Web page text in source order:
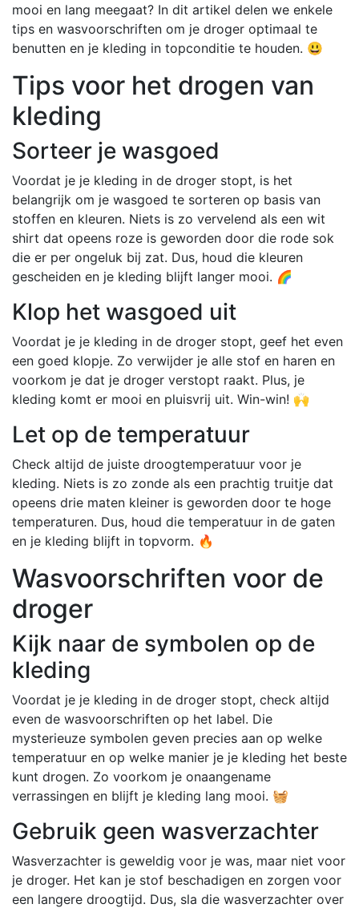
mooi en lang meegaat? In dit artikel delen we enkele
tips en wasvoorschriften om je droger optimaal te
benutten en je kleding in topconditie te houden. 😃
Tips voor het drogen van
kleding
Sorteer je wasgoed
Voordat je je kleding in de droger stopt, is het
belangrijk om je wasgoed te sorteren op basis van
stoffen en kleuren. Niets is zo vervelend als een wit
shirt dat opeens roze is geworden door die rode sok
die er per ongeluk bij zat. Dus, houd die kleuren
gescheiden en je kleding blijft langer mooi. 🌈
Klop het wasgoed uit
Voordat je je kleding in de droger stopt, geef het even
een goed klopje. Zo verwijder je alle stof en haren en
voorkom je dat je droger verstopt raakt. Plus, je
kleding komt er mooi en pluisvrij uit. Win-win! 🙌
Let op de temperatuur
Check altijd de juiste droogtemperatuur voor je
kleding. Niets is zo zonde als een prachtig truitje dat
opeens drie maten kleiner is geworden door te hoge
temperaturen. Dus, houd die temperatuur in de gaten
en je kleding blijft in topvorm. 🔥
Wasvoorschriften voor de
droger
Kijk naar de symbolen op de
kleding
Voordat je je kleding in de droger stopt, check altijd
even de wasvoorschriften op het label. Die
mysterieuze symbolen geven precies aan op welke
temperatuur en op welke manier je je kleding het beste
kunt drogen. Zo voorkom je onaangename
verrassingen en blijft je kleding lang mooi. 🧺
Gebruik geen wasverzachter
Wasverzachter is geweldig voor je was, maar niet voor
je droger. Het kan je stof beschadigen en zorgen voor
een langere droogtijd. Dus, sla die wasverzachter over